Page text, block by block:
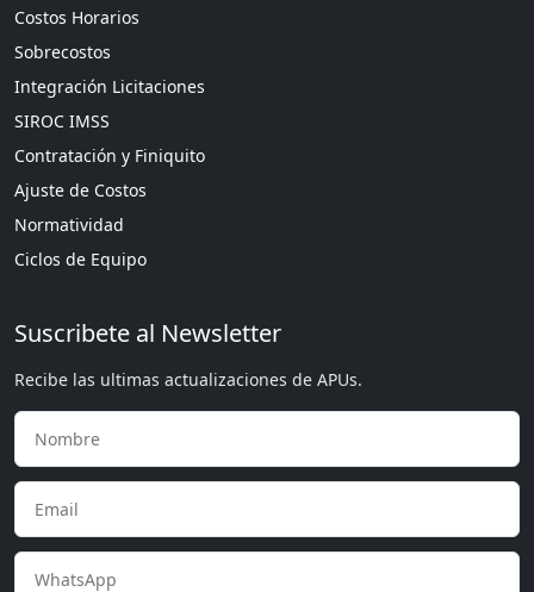
Costos Horarios
Sobrecostos
Integración Licitaciones
SIROC IMSS
Contratación y Finiquito
Ajuste de Costos
Normatividad
Ciclos de Equipo
Suscribete al Newsletter
Recibe las ultimas actualizaciones de APUs.